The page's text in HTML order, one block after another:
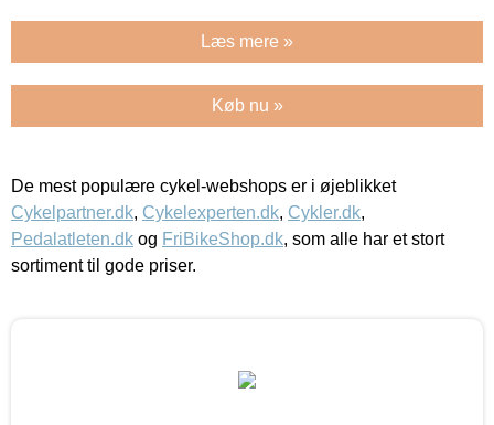
Læs mere »
Køb nu »
De mest populære cykel-webshops er i øjeblikket
Cykelpartner.dk, Cykelexperten.dk, Cykler.dk,
Pedalatleten.dk og FriBikeShop.dk, som alle har et stort
sortiment til gode priser.